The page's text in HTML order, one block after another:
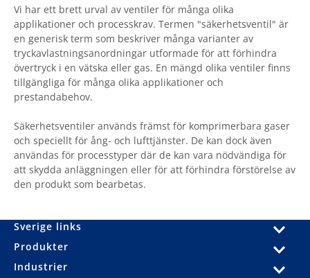
Vi har ett brett urval av ventiler för många olika
applikationer och processkrav. Termen "säkerhetsventil" är
en generisk term som beskriver många varianter av
tryckavlastningsanordningar utformade för att förhindra
övertryck i en vätska eller gas. En mängd olika ventiler finns
tillgängliga för många olika applikationer och
prestandabehov.
Säkerhetsventiler används främst för komprimerbara gaser
och speciellt för ång- och lufttjänster. De kan dock även
användas för processtyper där de kan vara nödvändiga för
att skydda anläggningen eller för att förhindra förstörelse av
den produkt som bearbetas.
Sverige links
Produkter
Industrier